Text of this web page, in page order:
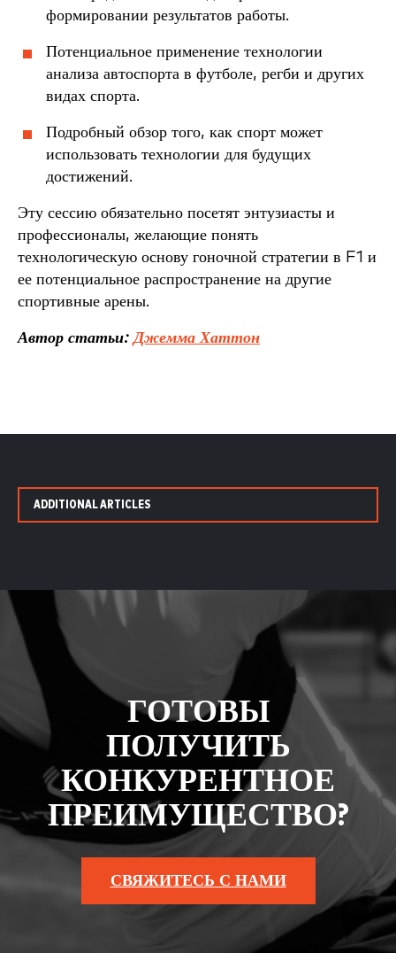
формировании результатов работы.
Потенциальное применение технологии
анализа автоспорта в футболе, регби и других
видах спорта.
Подробный обзор того, как спорт может
использовать технологии для будущих
достижений.
Эту сессию обязательно посетят энтузиасты и
профессионалы, желающие понять
технологическую основу гоночной стратегии в F1 и
ее потенциальное распространение на другие
спортивные арены.
Автор статьи:Джемма Хаттон
ADDITIONAL ARTICLES
ГОТОВЫ
ПОЛУЧИТЬ
КОНКУРЕНТНОЕ
ПРЕИМУЩЕСТВО?
СВЯЖИТЕСЬ С НАМИ